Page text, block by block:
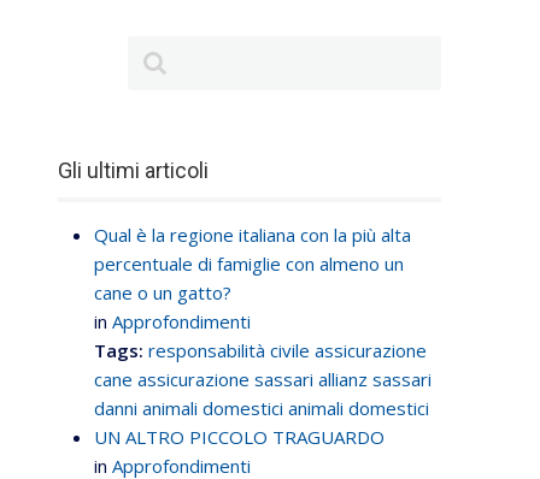
Gli ultimi articoli
Qual è la regione italiana con la più alta
percentuale di famiglie con almeno un
cane o un gatto?
in Approfondimenti
Tags: responsabilità civile assicurazione
cane assicurazione sassari allianz sassari
danni animali domestici animali domestici
UN ALTRO PICCOLO TRAGUARDO
in Approfondimenti